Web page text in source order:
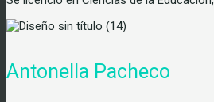
Antonella Pacheco